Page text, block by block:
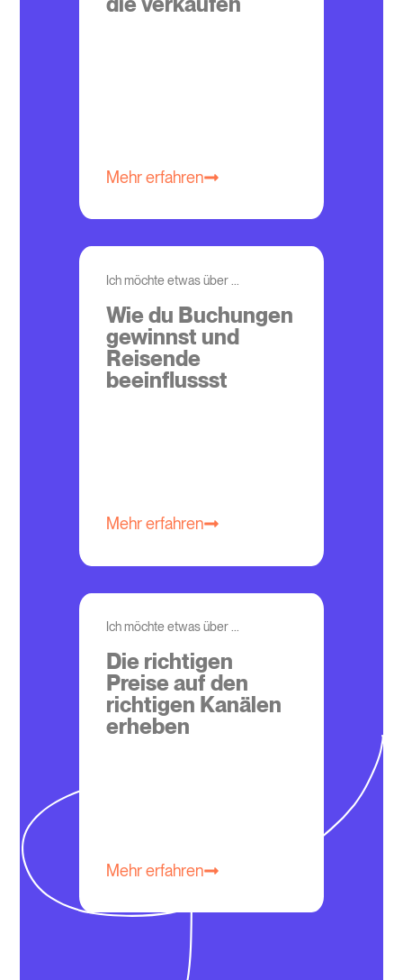
Mehr erfahren
Ich möchte etwas über ...
Wie du Buchungen
gewinnst und
Reisende
beeinflussst
Mehr erfahren
Ich möchte etwas über ...
Die richtigen
Preise auf den
richtigen Kanälen
erheben
Mehr erfahren